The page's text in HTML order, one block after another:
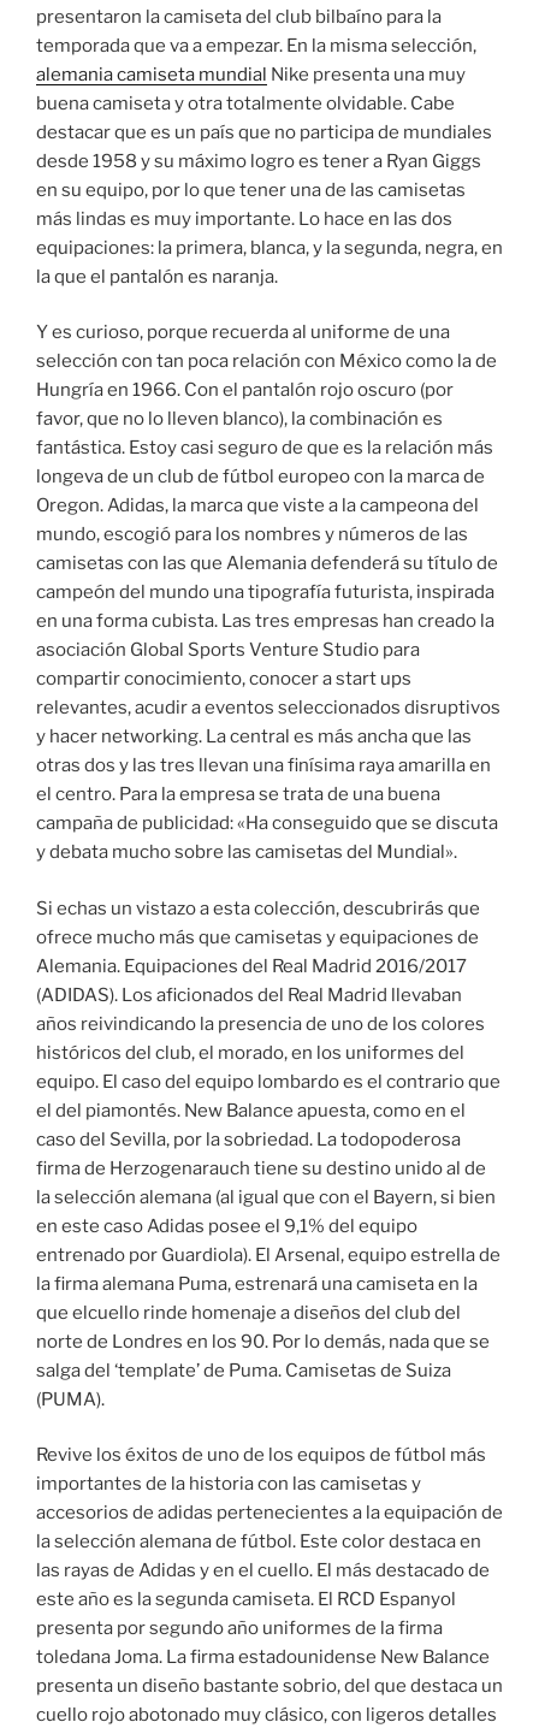
presentaron la camiseta del club bilbaíno para la
temporada que va a empezar. En la misma selección,
alemania camiseta mundial Nike presenta una muy
buena camiseta y otra totalmente olvidable. Cabe
destacar que es un país que no participa de mundiales
desde 1958 y su máximo logro es tener a Ryan Giggs
en su equipo, por lo que tener una de las camisetas
más lindas es muy importante. Lo hace en las dos
equipaciones: la primera, blanca, y la segunda, negra, en
la que el pantalón es naranja.
Y es curioso, porque recuerda al uniforme de una
selección con tan poca relación con México como la de
Hungría en 1966. Con el pantalón rojo oscuro (por
favor, que no lo lleven blanco), la combinación es
fantástica. Estoy casi seguro de que es la relación más
longeva de un club de fútbol europeo con la marca de
Oregon. Adidas, la marca que viste a la campeona del
mundo, escogió para los nombres y números de las
camisetas con las que Alemania defenderá su título de
campeón del mundo una tipografía futurista, inspirada
en una forma cubista. Las tres empresas han creado la
asociación Global Sports Venture Studio para
compartir conocimiento, conocer a start ups
relevantes, acudir a eventos seleccionados disruptivos
y hacer networking. La central es más ancha que las
otras dos y las tres llevan una finísima raya amarilla en
el centro. Para la empresa se trata de una buena
campaña de publicidad: «Ha conseguido que se discuta
y debata mucho sobre las camisetas del Mundial».
Si echas un vistazo a esta colección, descubrirás que
ofrece mucho más que camisetas y equipaciones de
Alemania. Equipaciones del Real Madrid 2016/2017
(ADIDAS). Los aficionados del Real Madrid llevaban
años reivindicando la presencia de uno de los colores
históricos del club, el morado, en los uniformes del
equipo. El caso del equipo lombardo es el contrario que
el del piamontés. New Balance apuesta, como en el
caso del Sevilla, por la sobriedad. La todopoderosa
firma de Herzogenarauch tiene su destino unido al de
la selección alemana (al igual que con el Bayern, si bien
en este caso Adidas posee el 9,1% del equipo
entrenado por Guardiola). El Arsenal, equipo estrella de
la firma alemana Puma, estrenará una camiseta en la
que elcuello rinde homenaje a diseños del club del
norte de Londres en los 90. Por lo demás, nada que se
salga del ‘template’ de Puma. Camisetas de Suiza
(PUMA).
Revive los éxitos de uno de los equipos de fútbol más
importantes de la historia con las camisetas y
accesorios de adidas pertenecientes a la equipación de
la selección alemana de fútbol. Este color destaca en
las rayas de Adidas y en el cuello. El más destacado de
este año es la segunda camiseta. El RCD Espanyol
presenta por segundo año uniformes de la firma
toledana Joma. La firma estadounidense New Balance
presenta un diseño bastante sobrio, del que destaca un
cuello rojo abotonado muy clásico, con ligeros detalles